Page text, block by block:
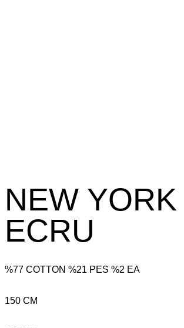
NEW YORK
ECRU
%77 COTTON %21 PES %2 EA
150 CM